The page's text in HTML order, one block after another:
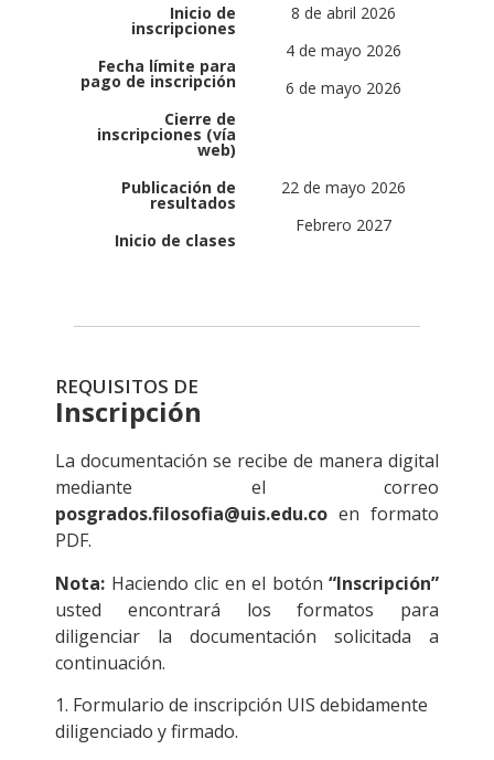
Inicio de
inscripciones
Fecha límite para
pago de inscripción
Cierre de
inscripciones (vía
web)
8 de abril 2026
4 de mayo 2026
6 de mayo 2026
Publicación de
resultados
Inicio de clases
22 de mayo 2026
Febrero 2027
REQUISITOS DE
Inscripción
La documentación se recibe de manera digital
mediante el correo
posgrados.filosofia@uis.edu.co en formato
PDF.
Nota: Haciendo clic en el botón “Inscripción”
usted encontrará los formatos para
diligenciar la documentación solicitada a
continuación.
1. Formulario de inscripción UIS debidamente
diligenciado y firmado.